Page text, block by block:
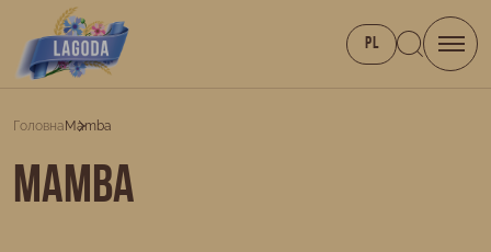
PL
Головна Mamba
Mamba